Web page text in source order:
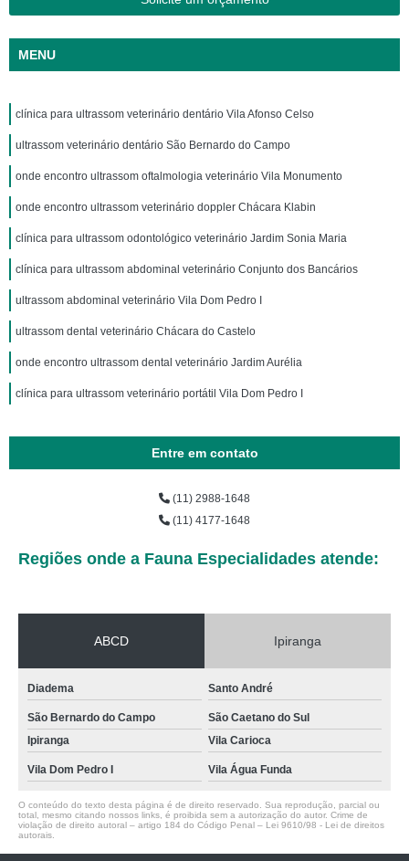
MENU
clínica para ultrassom veterinário dentário Vila Afonso Celso
ultrassom veterinário dentário São Bernardo do Campo
onde encontro ultrassom oftalmologia veterinário Vila Monumento
onde encontro ultrassom veterinário doppler Chácara Klabin
clínica para ultrassom odontológico veterinário Jardim Sonia Maria
clínica para ultrassom abdominal veterinário Conjunto dos Bancários
ultrassom abdominal veterinário Vila Dom Pedro I
ultrassom dental veterinário Chácara do Castelo
onde encontro ultrassom dental veterinário Jardim Aurélia
clínica para ultrassom veterinário portátil Vila Dom Pedro I
Entre em contato
(11) 2988-1648
(11) 4177-1648
Regiões onde a Fauna Especialidades atende:
ABCD Ipiranga
Diadema Santo André
São Bernardo do Campo
São Caetano do Sul
Ipiranga
Vila Carioca
Vila Dom Pedro I Vila Água Funda
O conteúdo do texto desta página é de direito reservado. Sua reprodução, parcial ou
total, mesmo citando nossos links, é proibida sem a autorização do autor. Crime de
violação de direito autoral – artigo 184 do Código Penal – Lei 9610/98 - Lei de direitos
autorais